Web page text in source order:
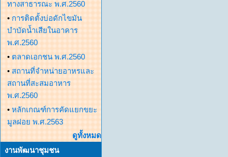
ทางสาธารณะ พ.ศ.2560
• การติดตั้งบ่อดักไขมัน
บำบัดน้ำเสียในอาคาร
พ.ศ.2560
• ตลาดเอกชน พ.ศ.2560
• สถานที่จำหน่ายอาหรและ
สถานที่สะสมอาหาร
พ.ศ.2560
• หลักเกณฑ์การคัดแยกขยะ
มูลฝอย พ.ศ.2563
ดูทั้งหมด
งานพัฒนาชุมชน